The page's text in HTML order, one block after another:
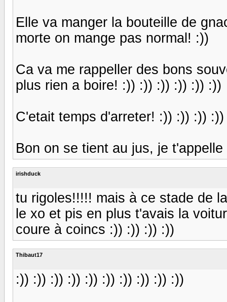
Elle va manger la bouteille de
morte on mange pas normal! :))
Ca va me rappeller des bons
plus rien a boire! :)) :)) :)) :)) :)) :))
C'etait temps d'arreter! :)) :)) :)) :))
Bon on se tient au jus, je
irishduck
tu rigoles!!!!! mais à ce stade de
le xo et pis en plus t'avais la
coure à coincs :)) :)) :)) :))
Thibaut17
:)) :)) :)) :)) :)) :)) :)) :)) :)) :))